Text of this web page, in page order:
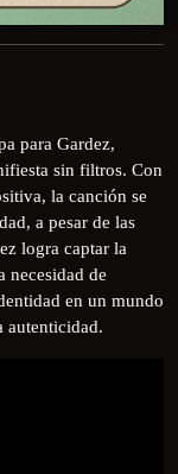
para Gardez,
sin filtros. Con
la canción se
a pesar de las
logra captar la
necesidad de
en un mundo
autenticidad.